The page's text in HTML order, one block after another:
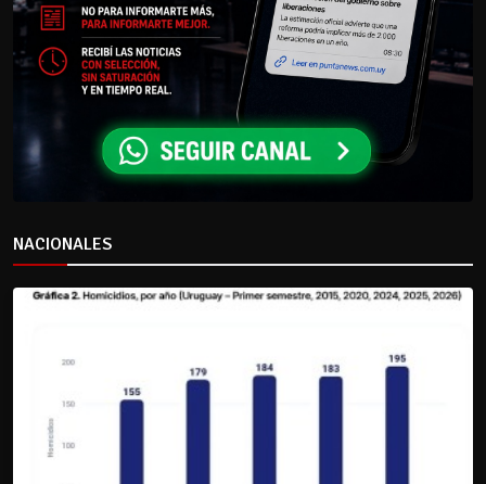
NACIONALES